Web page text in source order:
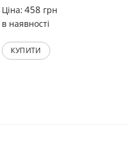
Ціна: 458 грн
в наявності
КУПИТИ